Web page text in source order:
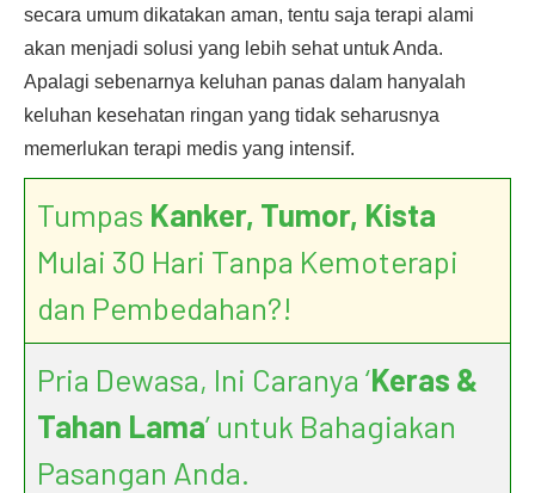
secara umum dikatakan aman, tentu saja terapi alami
akan menjadi solusi yang lebih sehat untuk Anda.
Apalagi sebenarnya keluhan panas dalam hanyalah
keluhan kesehatan ringan yang tidak seharusnya
memerlukan terapi medis yang intensif.
Tumpas Kanker, Tumor, Kista
Mulai 30 Hari Tanpa Kemoterapi
dan Pembedahan?!
Pria Dewasa, Ini Caranya ‘Keras &
Tahan Lama’ untuk Bahagiakan
Pasangan Anda.